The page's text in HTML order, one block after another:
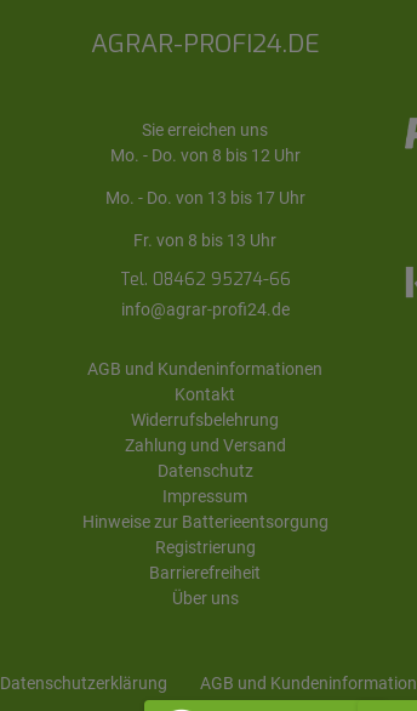
AGRAR-PROFI24.DE
Sie erreichen uns
Mo. - Do. von 8 bis 12 Uhr
Mo. - Do. von 13 bis 17 Uhr
Fr. von 8 bis 13 Uhr
Tel. 08462 95274-66
info@agrar-profi24.de
AGB und Kundeninformationen
Kontakt
Widerrufsbelehrung
Zahlung und Versand
Datenschutz
Impressum
Hinweise zur Batterieentsorgung
Registrierung
Barrierefreiheit
Über uns
Daten­schutz­erklärung AGB und Kunden­information